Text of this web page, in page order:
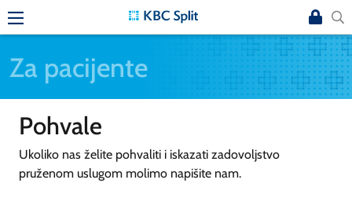
Za pacijente
Pohvale
Ukoliko nas želite pohvaliti i iskazati zadovoljstvo
pruženom uslugom molimo napišite nam.